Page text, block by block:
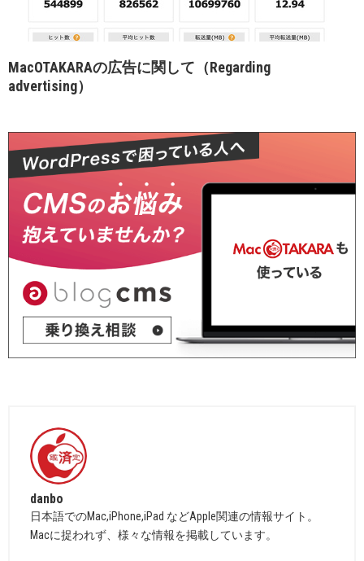
MacOTAKARAの広告に関して（Regarding
advertising）
danbo
日本語でのMac,iPhone,iPad などApple関連の情報サイト。
Macに捉われず、様々な情報を掲載しています。